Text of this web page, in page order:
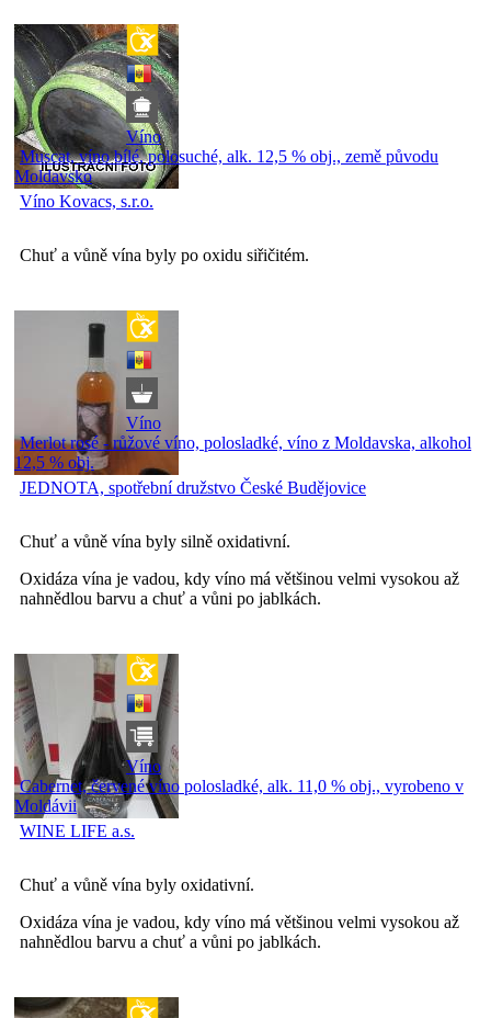
Víno
Muscat, víno bílé, polosuché, alk. 12,5 % obj., země původu
Moldavsko
Víno Kovacs, s.r.o.
Chuť a vůně vína byly po oxidu siřičitém.
Víno
Merlot rosé - růžové víno, polosladké, víno z Moldavska, alkohol
12,5 % obj.
JEDNOTA, spotřební družstvo České Budějovice
Chuť a vůně vína byly silně oxidativní.
Oxidáza vína je vadou, kdy víno má většinou velmi vysokou až
nahnědlou barvu a chuť a vůni po jablkách.
Víno
Cabernet, červené víno polosladké, alk. 11,0 % obj., vyrobeno v
Moldávii
WINE LIFE a.s.
Chuť a vůně vína byly oxidativní.
Oxidáza vína je vadou, kdy víno má většinou velmi vysokou až
nahnědlou barvu a chuť a vůni po jablkách.